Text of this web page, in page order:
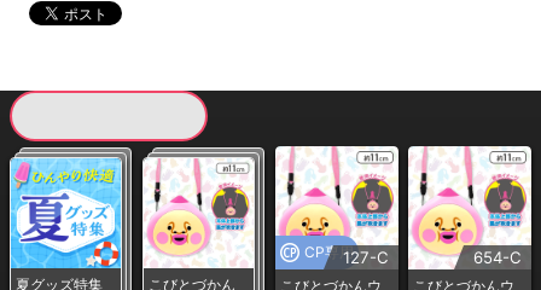
夏グッズ特集
こびとづかん
CP専用127-C
こびとづかんウ
654-C
こびとづかんウ